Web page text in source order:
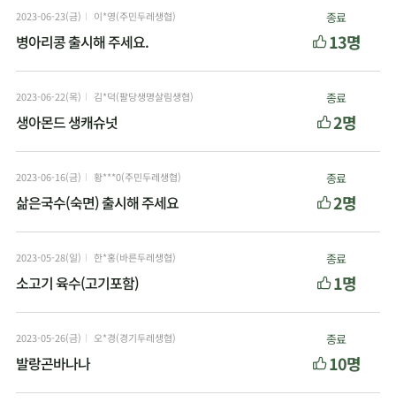
2023-06-23(금) 이*영(주민두레생협)
병아리콩 출시해 주세요.
종료
13명
2023-06-22(목) 김*덕(팔당생명살림생협)
생아몬드 생캐슈넛
종료
2명
2023-06-16(금) 황***0(주민두레생협)
삶은국수(숙면) 출시해 주세요
종료
2명
2023-05-28(일) 한*홍(바른두레생협)
소고기 육수(고기포함)
종료
1명
2023-05-26(금) 오*경(경기두레생협)
발랑곤바나나
종료
10명